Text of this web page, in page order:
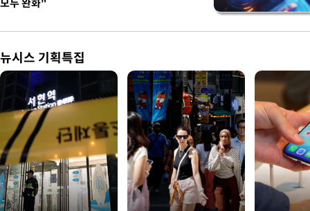
뉴시스 기획특집